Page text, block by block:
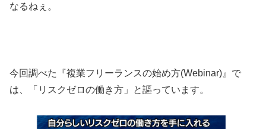
なるねぇ。
今回調べた『複業フリーランスの始め方(Webinar)』で
は、
「リスクゼロの働き方」 と謳っています。